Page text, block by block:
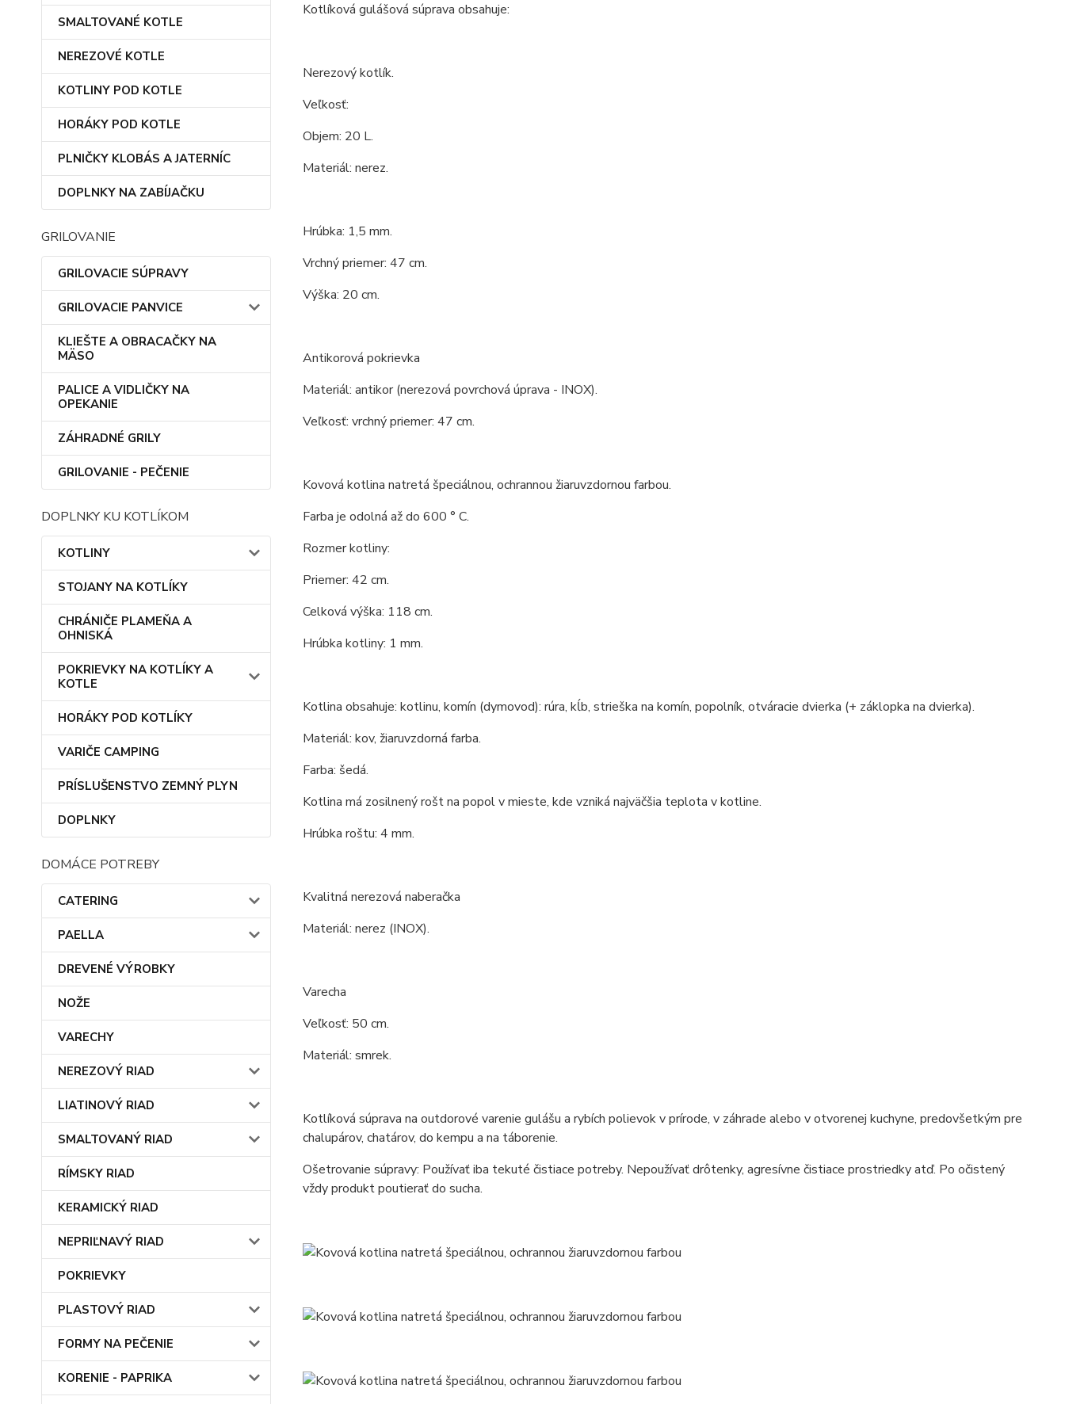
SMALTOVANÉ KOTLE
NEREZOVÉ KOTLE
KOTLINY POD KOTLE
HORÁKY POD KOTLE
PLNIČKY KLOBÁS A JATERNÍC
DOPLNKY NA ZABÍJAČKU
GRILOVANIE
GRILOVACIE SÚPRAVY
GRILOVACIE PANVICE
KLIEŠTE A OBRACAČKY NA
MÄSO
PALICE A VIDLIČKY NA
OPEKANIE
ZÁHRADNÉ GRILY
GRILOVANIE - PEČENIE
DOPLNKY KU KOTLÍKOM
KOTLINY
STOJANY NA KOTLÍKY
CHRÁNIČE PLAMEŇA A
OHNISKÁ
POKRIEVKY NA KOTLÍKY A
KOTLE
HORÁKY POD KOTLÍKY
VARIČE CAMPING
PRÍSLUŠENSTVO ZEMNÝ PLYN
DOPLNKY
DOMÁCE POTREBY
CATERING
PAELLA
DREVENÉ VÝROBKY
NOŽE
VARECHY
NEREZOVÝ RIAD
LIATINOVÝ RIAD
SMALTOVANÝ RIAD
RÍMSKY RIAD
KERAMICKÝ RIAD
NEPRIĽNAVÝ RIAD
POKRIEVKY
PLASTOVÝ RIAD
FORMY NA PEČENIE
KORENIE - PAPRIKA
Kotlíková gulášová súprava obsahuje:
Nerezový kotlík.
Veľkosť:
Objem: 20 L.
Materiál: nerez.
Hrúbka: 1,5 mm.
Vrchný priemer: 47 cm.
Výška: 20 cm.
Antikorová pokrievka
Materiál: antikor (nerezová povrchová úprava - INOX).
Veľkosť: vrchný priemer: 47 cm.
Kovová kotlina natretá špeciálnou, ochrannou žiaruvzdornou farbou.
Farba je odolná až do 600 ° C.
Rozmer kotliny:
Priemer: 42 cm.
Celková výška: 118 cm.
Hrúbka kotliny: 1 mm.
Kotlina obsahuje: kotlinu, komín (dymovod): rúra, kĺb, strieška na komín, popolník, otváracie dvierka (+ záklopka na dvierka).
Materiál: kov, žiaruvzdorná farba.
Farba: šedá.
Kotlina má zosilnený rošt na popol v mieste, kde vzniká najväčšia teplota v kotline.
Hrúbka roštu: 4 mm.
Kvalitná nerezová naberačka
Materiál: nerez (INOX).
Varecha
Veľkosť: 50 cm.
Materiál: smrek.
Kotlíková súprava na outdorové varenie gulášu a rybích polievok v prírode, v záhrade alebo v otvorenej kuchyne, predovšetkým pre
chalupárov, chatárov, do kempu a na táborenie.
Ošetrovanie súpravy: Používať iba tekuté čistiace potreby. Nepoužívať drôtenky, agresívne čistiace prostriedky atď. Po očistený
vždy produkt poutierať do sucha.